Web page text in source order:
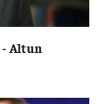
- Altun